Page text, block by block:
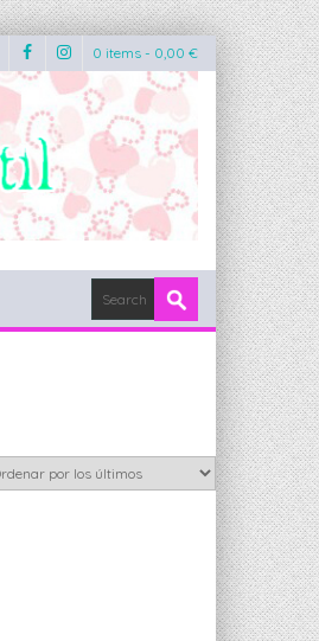
0 items - 0,00 €